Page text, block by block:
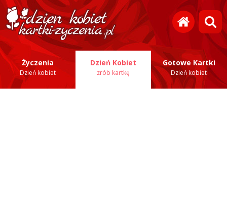
Życzenia
Dzień kobiet
Dzień Kobiet
zrób kartkę
Gotowe Kartki
Dzień kobiet